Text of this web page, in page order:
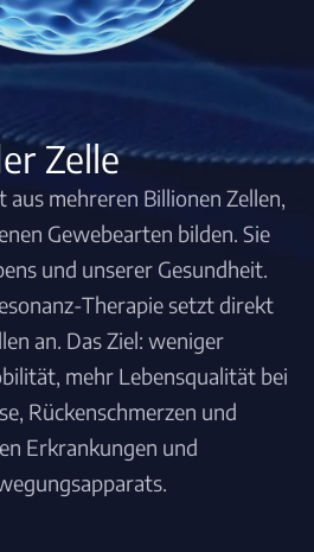
Zelle
mehreren Billionen Zellen,
Gewebearten bilden. Sie
und unserer Gesundheit.
Therapie setzt direkt
an. Das Ziel: weniger
mehr Lebensqualität bei
Rückenschmerzen und
Erkrankungen und